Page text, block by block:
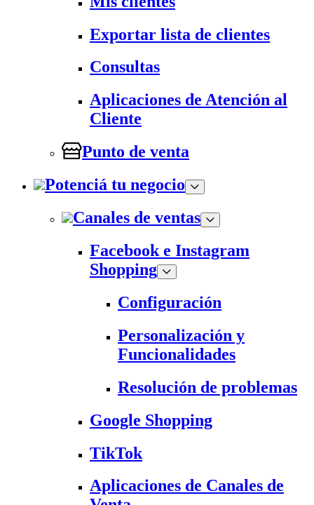
Exportar lista de clientes
Consultas
Aplicaciones de Atención al
Cliente
Punto de venta
Potenciá tu negocio
Canales de ventas
Facebook e Instagram
Shopping
Configuración
Personalización y
Funcionalidades
Resolución de problemas
Google Shopping
TikTok
Aplicaciones de Canales de